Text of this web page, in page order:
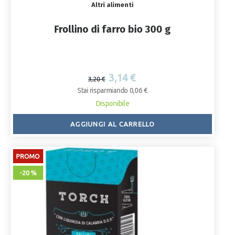
Altri alimenti
Frollino di farro bio 300 g
3,20 € 3,14 €
Stai risparmiando 0,06 €
Disponibile
AGGIUNGI AL CARRELLO
PROMO
-20 %